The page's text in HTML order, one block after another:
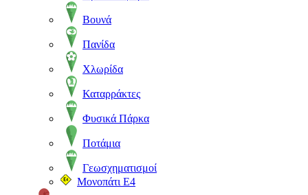
Βουνά
Πανίδα
Χλωρίδα
Καταρράκτες
Φυσικά Πάρκα
Ποτάμια
Γεωσχηματισμοί
Μονοπάτι Ε4